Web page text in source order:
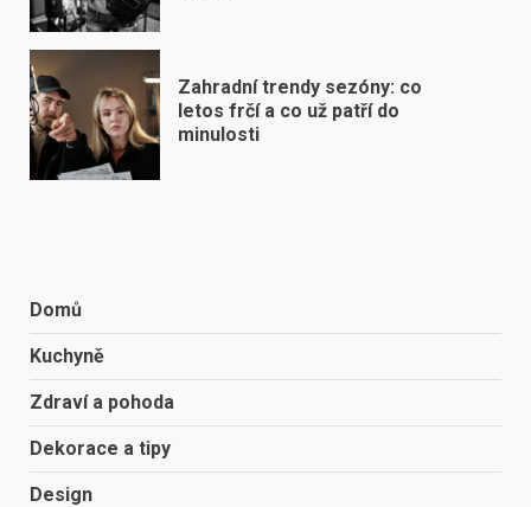
Zahradní trendy sezóny: co
letos frčí a co už patří do
minulosti
Domů
Kuchyně
Zdraví a pohoda
Dekorace a tipy
Design